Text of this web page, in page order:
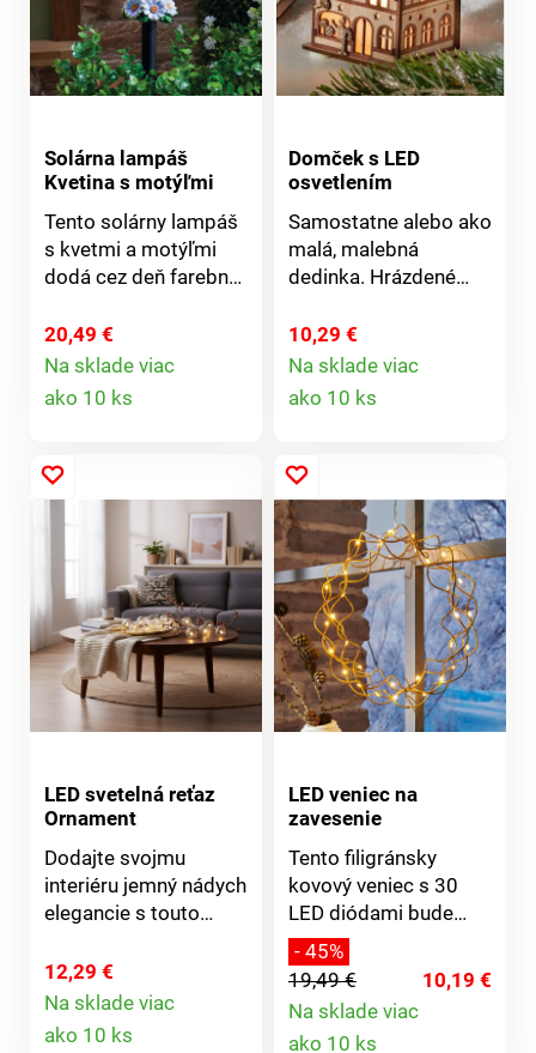
Solárna lampáš
Kvetina s motýľmi
Tento solárny lampáš
s kvetmi a motýľmi
dodá cez deň farebné
Vaše záhony a
záhradné cesty teplým
bielym svetlom. V noci
Solárny pohon.
20,49 €
Na sklade viac
ako 10 ks
Domček s LED
osvetlením
Samostatne alebo ako
malá, malebná
dedinka. Hrázdené
výzdobu. Čím viac,
tým krajší je efekt -
nielen na Vianoce!
10,29 €
Na sklade viac
ako 10 ks
LED svetelná reťaz
Ornament
Dodajte svojmu
interiéru jemný nádych
elegancie s touto
svetelnou reťazou.
Pozostáva z desiatich
sklenených gulí v tvare
12,29 €
Na sklade viac
ako 10 ks
LED veniec na
zavesenie
Tento filigránsky
kovový veniec s 30
LED diódami bude
skutočnou ozdobou
Vášho okna. Pre
slávnostnú vianočnú
náladu.Filigránsky +
- 45%
19,49 €
10,19 €
Na sklade viac
ako 10 ks